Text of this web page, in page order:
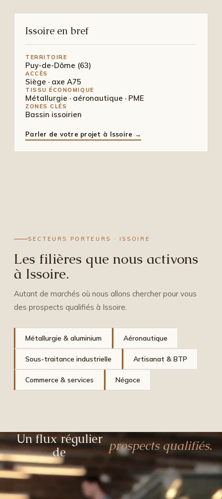
Issoire en bref
TERRITOIRE
Puy-de-Dôme (63)
ACCÈS
Siège · axe A75
TISSU ÉCONOMIQUE
Métallurgie · aéronautique · PME
ZONES CLÉS
Bassin issoirien
Parler de votre projet à Issoire →
SECTEURS PORTEURS · ISSOIRE
Les filières que nous activons
à Issoire.
Autant de marchés où nous allons chercher pour vous
des prospects qualifiés à Issoire.
Métallurgie & aluminium Aéronautique
Sous-traitance industrielle Artisanat & BTP
Commerce & services Négoce
Un flux régulier
de
prospects qualifiés.